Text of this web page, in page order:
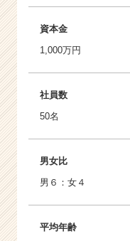
資本金
1,000万円
社員数
50名
男女比
男６：女４
平均年齢